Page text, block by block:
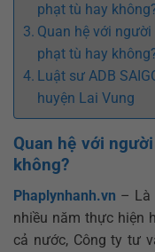
phạt tù hay
Quan hệ với
phạt tù hay
Luật sư ADB
huyện Lai Vung
Quan hệ với
không?
Phaplynhanh.vn – Là
nhiều năm thực hiện
cả nước, Công ty tư